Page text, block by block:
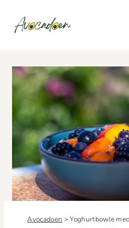
Avocadoen >Yoghurtbowle